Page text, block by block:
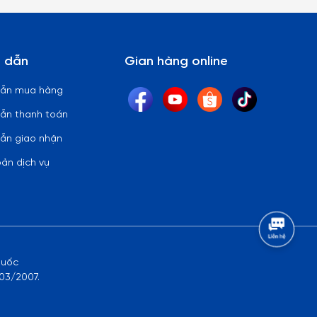
dẫn
mua hàng
thanh toán
giao nhận
dịch vụ
Gian hàng online
2007.